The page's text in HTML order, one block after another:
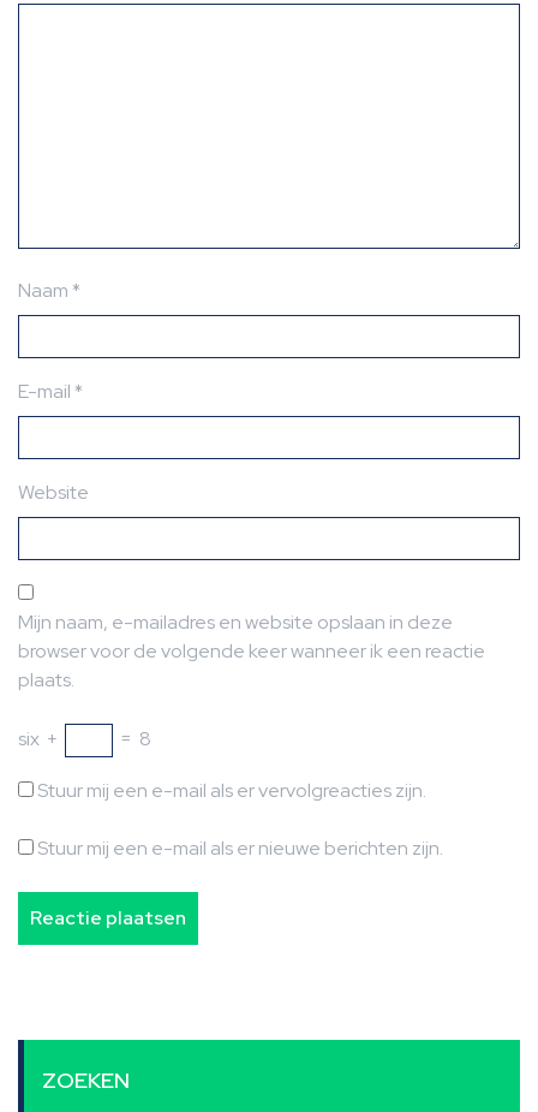
Naam*
E-mail*
Website
Mijn naam, e-mailadres en website opslaan in deze
browser voor de volgende keer wanneer ik een reactie
plaats.
six + = 8
Stuur mij een e-mail als er vervolgreacties zijn.
Stuur mij een e-mail als er nieuwe berichten zijn.
ZOEKEN